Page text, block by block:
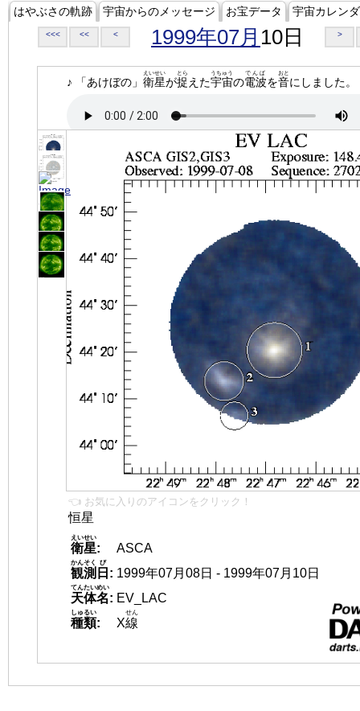
はやぶさの軌跡 宇宙からのメッセージ お宝データ 宇宙カレン
<<< << < 1999年07月 10日 >
♪ 「あけぼの」 衛星
えいせい
が捉
とら
えた宇宙
うちゅう
の電波
でんぱ
を音
おと
にしました。
👈 お気に入りのアイコンをクリック！
恒星
衛星
えいせい
:
ASCA
観測
かんそく
日
び
: 1999年07月08日 - 1999年07月10日
天体名
てんたいめい
: EV_LAC
種類
しゅるい
: X線
せん